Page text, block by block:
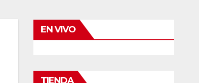
EN VIVO
TIENDA